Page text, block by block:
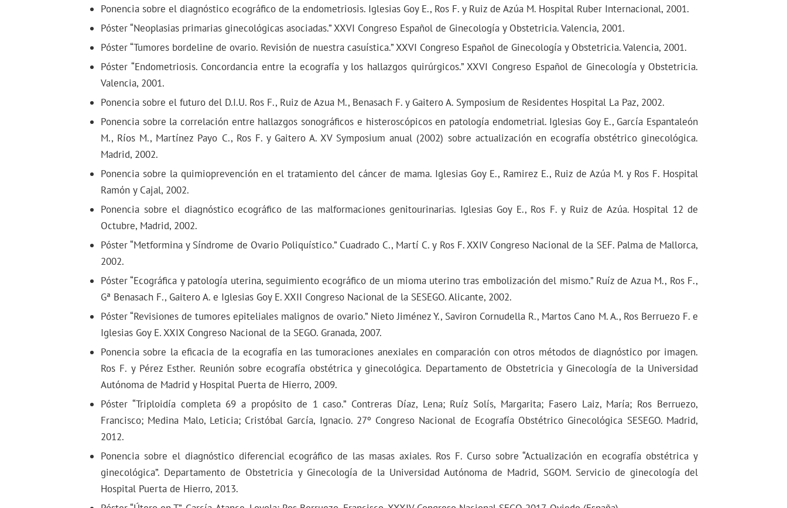
Ponencia sobre el diagnóstico ecográfico de la endometriosis. Iglesias Goy E., Ros F. y Ruiz de Azúa M. Hospital Ruber Internacional, 2001.
Póster “Neoplasias primarias ginecológicas asociadas.” XXVI Congreso Español de Ginecología y Obstetricia. Valencia, 2001.
Póster “Tumores bordeline de ovario. Revisión de nuestra casuística.” XXVI Congreso Español de Ginecología y Obstetricia. Valencia, 2001.
Póster “Endometriosis. Concordancia entre la ecografía y los hallazgos quirúrgicos.” XXVI Congreso Español de Ginecología y Obstetricia.
Valencia, 2001.
Ponencia sobre el futuro del D.I.U. Ros F., Ruiz de Azua M., Benasach F. y Gaitero A. Symposium de Residentes Hospital La Paz, 2002.
Ponencia sobre la correlación entre hallazgos sonográficos e histeroscópicos en patología endometrial. Iglesias Goy E., García Espantaleón
M., Ríos M., Martínez Payo C., Ros F. y Gaitero A. XV Symposium anual (2002) sobre actualización en ecografía obstétrico ginecológica.
Madrid, 2002.
Ponencia sobre la quimioprevención en el tratamiento del cáncer de mama. Iglesias Goy E., Ramirez E., Ruiz de Azúa M. y Ros F. Hospital
Ramón y Cajal, 2002.
Ponencia sobre el diagnóstico ecográfico de las malformaciones genitourinarias. Iglesias Goy E., Ros F. y Ruiz de Azúa. Hospital 12 de
Octubre, Madrid, 2002.
Póster “Metformina y Síndrome de Ovario Poliquístico.” Cuadrado C., Martí C. y Ros F. XXIV Congreso Nacional de la SEF. Palma de Mallorca,
2002.
Póster “Ecográfica y patología uterina, seguimiento ecográfico de un mioma uterino tras embolización del mismo.” Ruíz de Azua M., Ros F.,
Gª Benasach F., Gaitero A. e Iglesias Goy E. XXII Congreso Nacional de la SESEGO. Alicante, 2002.
Póster “Revisiones de tumores epiteliales malignos de ovario.” Nieto Jiménez Y., Saviron Cornudella R., Martos Cano M. A., Ros Berruezo F. e
Iglesias Goy E. XXIX Congreso Nacional de la SEGO. Granada, 2007.
Ponencia sobre la eficacia de la ecografía en las tumoraciones anexiales en comparación con otros métodos de diagnóstico por imagen.
Ros F. y Pérez Esther. Reunión sobre ecografía obstétrica y ginecológica. Departamento de Obstetricia y Ginecología de la Universidad
Autónoma de Madrid y Hospital Puerta de Hierro, 2009.
Póster “Triploidía completa 69 a propósito de 1 caso.” Contreras Díaz, Lena; Ruíz Solís, Margarita; Fasero Laiz, María; Ros Berruezo,
Francisco; Medina Malo, Leticia; Cristóbal García, Ignacio. 27º Congreso Nacional de Ecografía Obstétrico Ginecológica SESEGO. Madrid,
2012.
Ponencia sobre el diagnóstico diferencial ecográfico de las masas axiales. Ros F. Curso sobre “Actualización en ecografía obstétrica y
ginecológica”. Departamento de Obstetricia y Ginecología de la Universidad Autónoma de Madrid, SGOM. Servicio de ginecología del
Hospital Puerta de Hierro, 2013.